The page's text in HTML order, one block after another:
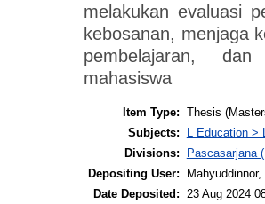
melakukan evaluasi
kebosanan, menjaga
pembelajaran,
mahasiswa
Item Type: Thesis
Subjects:
L Education >
Divisions:
Pascasarjana
Depositing User:
Date Deposited:
23 Aug 2024